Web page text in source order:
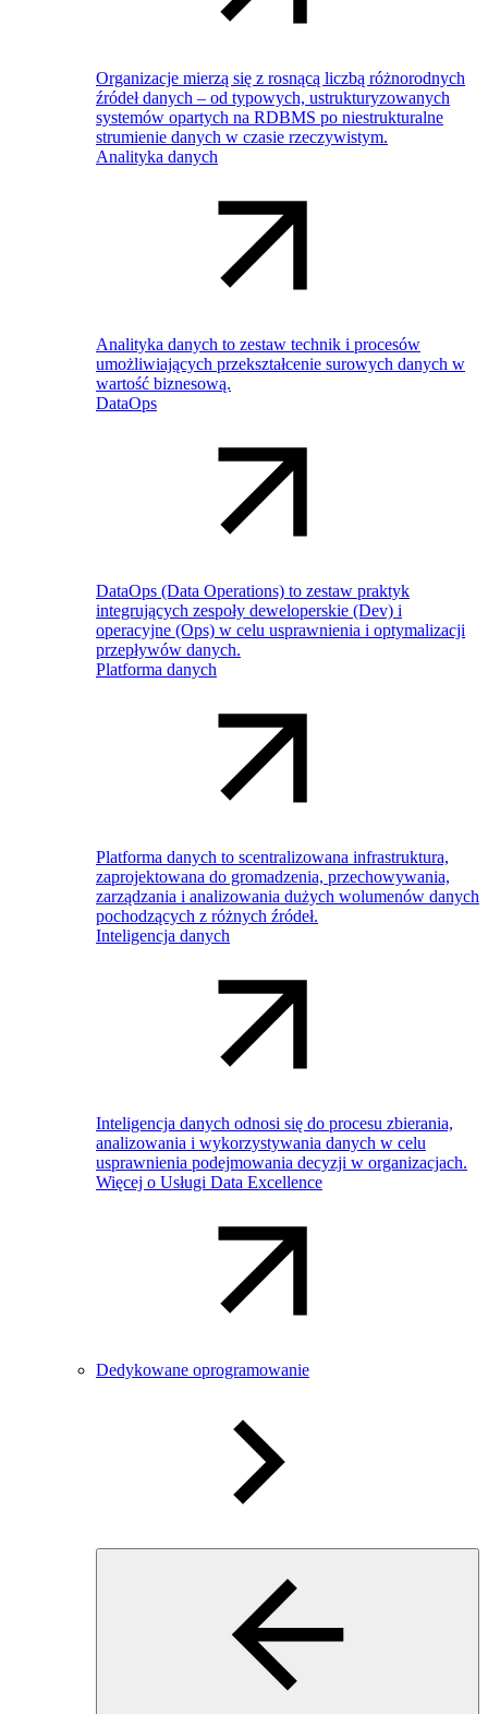
Organizacje mierzą się z rosnącą liczbą różnorodnych
źródeł danych – od typowych, ustrukturyzowanych
systemów opartych na RDBMS po niestrukturalne
strumienie danych w czasie rzeczywistym.
Analityka danych
Analityka danych to zestaw technik i procesów
umożliwiających przekształcenie surowych danych w
wartość biznesową.
DataOps
DataOps (Data Operations) to zestaw praktyk
integrujących zespoły deweloperskie (Dev) i
operacyjne (Ops) w celu usprawnienia i optymalizacji
przepływów danych.
Platforma danych
Platforma danych to scentralizowana infrastruktura,
zaprojektowana do gromadzenia, przechowywania,
zarządzania i analizowania dużych wolumenów danych
pochodzących z różnych źródeł.
Inteligencja danych
Inteligencja danych odnosi się do procesu zbierania,
analizowania i wykorzystywania danych w celu
usprawnienia podejmowania decyzji w organizacjach.
Więcej o Usługi Data Excellence
Dedykowane oprogramowanie